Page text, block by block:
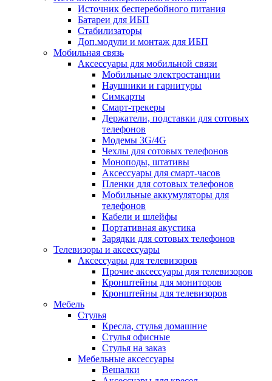
Источник бесперебойного питания
Батареи для ИБП
Стабилизаторы
Доп.модули и монтаж для ИБП
Мобильная связь
Аксессуары для мобильной связи
Мобильные электростанции
Наушники и гарнитуры
Симкарты
Смарт-трекеры
Держатели, подставки для сотовых
телефонов
Модемы 3G/4G
Чехлы для сотовых телефонов
Моноподы, штативы
Аксессуары для смарт-часов
Пленки для сотовых телефонов
Мобильные аккумуляторы для
телефонов
Кабели и шлейфы
Портативная акустика
Зарядки для сотовых телефонов
Телевизоры и аксессуары
Аксессуары для телевизоров
Прочие аксессуары для телевизоров
Кронштейны для мониторов
Кронштейны для телевизоров
Мебель
Стулья
Кресла, стулья домашние
Стулья офисные
Стулья на заказ
Мебельные аксессуары
Вешалки